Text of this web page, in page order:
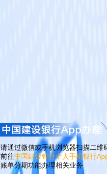
请通过微信或手机浏览器扫描二维
前往中国建设银行个人手机银行
账单分期功能办理相关业务